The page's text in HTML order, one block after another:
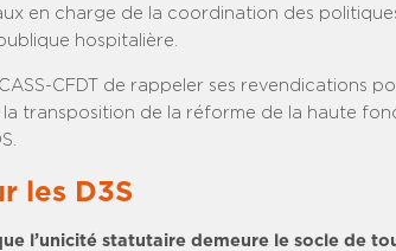
en charge de la coordination des
hospitalière.
CFDT de rappeler ses revendications
transposition de la réforme de la haute
les D3S
l’unicité statutaire demeure le socle de